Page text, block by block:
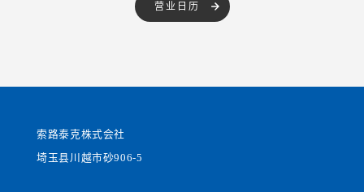
营业日历
索路泰克株式会社
埼玉县川越市砂906-5